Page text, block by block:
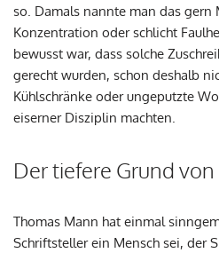
so. Damals nannte man das gern
Konzentration oder schlicht
bewusst war, dass solche
gerecht wurden, schon deshalb
Kühlschränke oder ungeputzte
eiserner Disziplin machten.
Der tiefere Grund
Thomas Mann hat einmal
Schriftsteller ein Mensch sei, der